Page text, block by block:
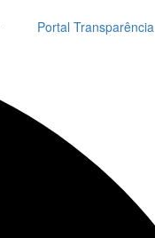
Portal Transparência